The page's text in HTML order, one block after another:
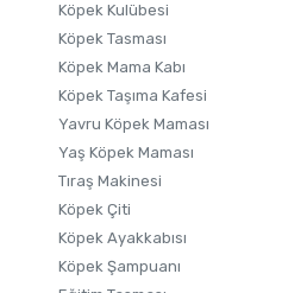
Gönder
Köpek Kulübesi
Köpek Tasması
Köpek Mama Kabı
Köpek Taşıma Kafesi
Yavru Köpek Maması
Yaş Köpek Maması
Tıraş Makinesi
Köpek Çiti
Köpek Ayakkabısı
Köpek Şampuanı